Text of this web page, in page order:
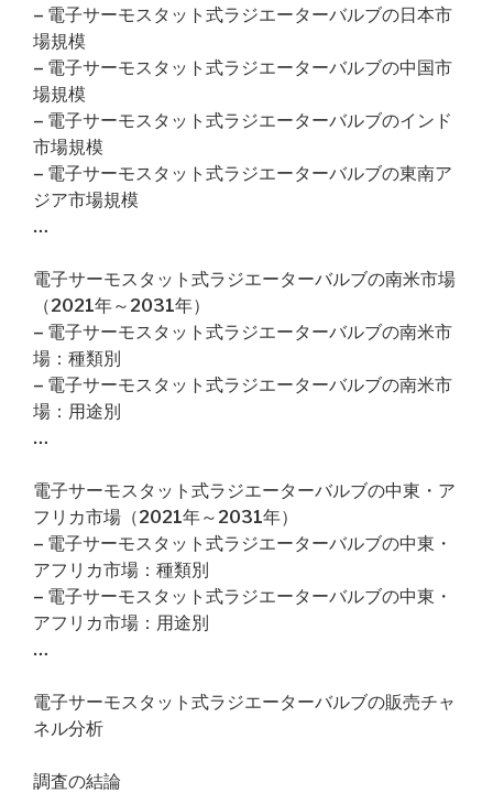
– 電子サーモスタット式ラジエーターバルブの日本市
場規模
– 電子サーモスタット式ラジエーターバルブの中国市
場規模
– 電子サーモスタット式ラジエーターバルブのインド
市場規模
– 電子サーモスタット式ラジエーターバルブの東南ア
ジア市場規模
…
電子サーモスタット式ラジエーターバルブの南米市場
（2021年～2031年）
– 電子サーモスタット式ラジエーターバルブの南米市
場：種類別
– 電子サーモスタット式ラジエーターバルブの南米市
場：用途別
…
電子サーモスタット式ラジエーターバルブの中東・ア
フリカ市場（2021年～2031年）
– 電子サーモスタット式ラジエーターバルブの中東・
アフリカ市場：種類別
– 電子サーモスタット式ラジエーターバルブの中東・
アフリカ市場：用途別
…
電子サーモスタット式ラジエーターバルブの販売チャ
ネル分析
調査の結論